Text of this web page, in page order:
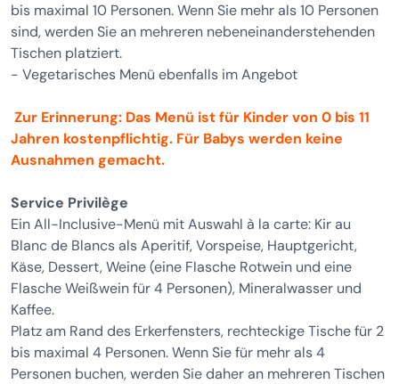
bis maximal 10 Personen. Wenn Sie mehr als 10 Personen
sind, werden Sie an mehreren nebeneinanderstehenden
Tischen platziert.
- Vegetarisches Menü ebenfalls im Angebot
Zur Erinnerung: Das Menü ist für Kinder von 0 bis 11
Jahren kostenpflichtig. Für Babys werden keine
Ausnahmen gemacht.
Service Privilège
Ein All-Inclusive-Menü mit Auswahl à la carte: Kir au
Blanc de Blancs als Aperitif, Vorspeise, Hauptgericht,
Käse, Dessert, Weine (eine Flasche Rotwein und eine
Flasche Weißwein für 4 Personen), Mineralwasser und
Kaffee.
Platz am Rand des Erkerfensters, rechteckige Tische für 2
bis maximal 4 Personen. Wenn Sie für mehr als 4
Personen buchen, werden Sie daher an mehreren Tischen